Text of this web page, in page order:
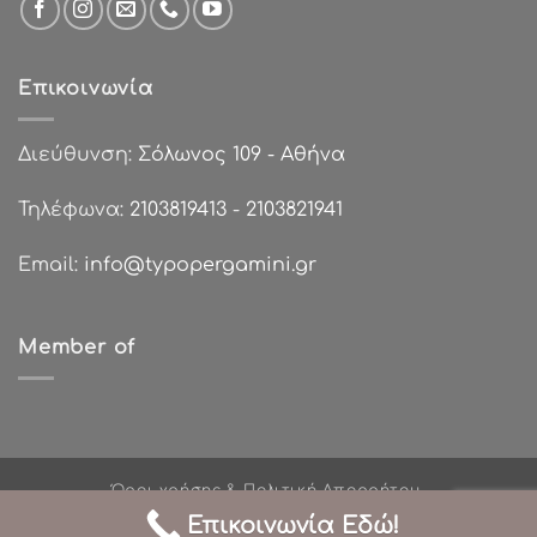
Επικοινωνία
Διεύθυνση: Σόλωνος 109 - Αθήνα
Τηλέφωνα: 2103819413 - 2103821941
Email: info@typopergamini.gr
Member of
Όροι χρήσης & Πολιτική Απορρήτου
Πολιτικές Επιστροφών
Σχετικά με εμάς
Χονδρική Πώληση Επικοινωνία
Επικοινωνία Εδώ!